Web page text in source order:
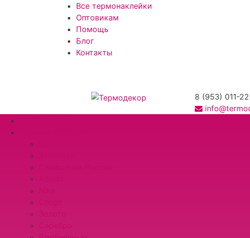
Все термонаклейки
Оптовикам
Помощь
Блог
Контакты
8 (953) 011-